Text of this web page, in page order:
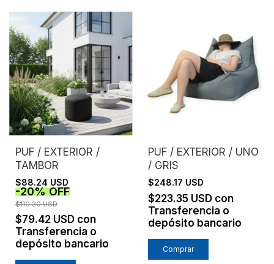
PUF / EXTERIOR /
TAMBOR
$88.24 USD
-20%OFF
$110.30 USD
$79.42 USD con
Transferencia o
depósito bancario
PUF / EXTERIOR / UNO
/ GRIS
$248.17 USD
$223.35 USD con
Transferencia o
depósito bancario